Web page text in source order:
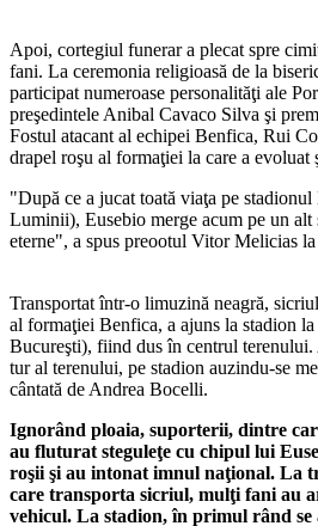
Apoi, cortegiul funerar a plecat spre
fani. La ceremonia religioasă de la
participat numeroase personalităţi ale
preşedintele Anibal Cavaco Silva şi
Fostul atacant al echipei Benfica, Rui
drapel roşu al formaţiei la care a evoluat
"După ce a jucat toată viaţa pe
Luminii), Eusebio merge acum pe un
eterne", a spus preootul Vitor Melicias
Transportat într-o limuzină neagră,
al formaţiei Benfica, a ajuns la stadion
Bucureşti), fiind dus în centrul
tur al terenului, pe stadion auzindu-se
cântată de Andrea Bocelli.
Ignorând ploaia, suporterii, dintre
au fluturat steguleţe cu chipul lui
roşii şi au intonat imnul naţional. La
care transporta sicriul, mulţi fani au
vehicul. La stadion, în primul rând